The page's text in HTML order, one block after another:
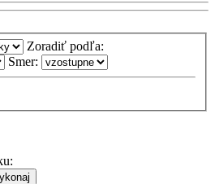
Zoradiť podľa:
Smer: